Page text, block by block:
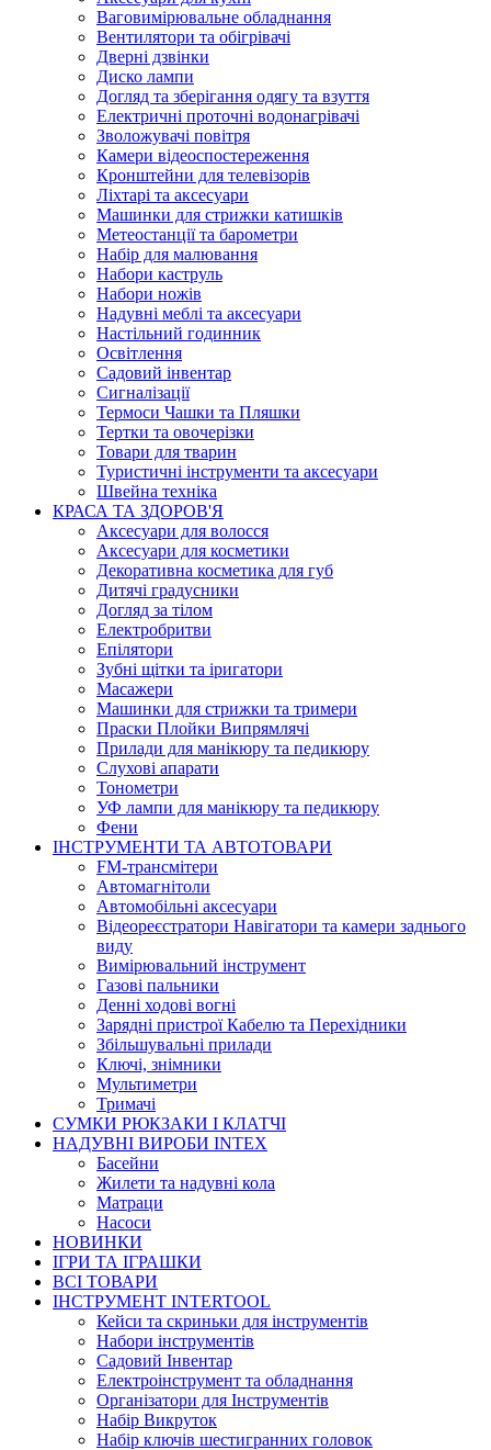
Ваговимірювальне обладнання
Вентилятори та обігрівачі
Дверні дзвінки
Диско лампи
Догляд та зберігання одягу та взуття
Електричні проточні водонагрівачі
Зволожувачі повітря
Камери відеоспостереження
Кронштейни для телевізорів
Ліхтарі та аксесуари
Машинки для стрижки катишків
Метеостанції та барометри
Набір для малювання
Набори каструль
Набори ножів
Надувні меблі та аксесуари
Настільний годинник
Освітлення
Садовий інвентар
Сигналізації
Термоси Чашки та Пляшки
Тертки та овочерізки
Товари для тварин
Туристичні інструменти та аксесуари
Швейна техніка
КРАСА ТА ЗДОРОВ'Я
Аксесуари для волосся
Аксесуари для косметики
Декоративна косметика для губ
Дитячі градусники
Догляд за тілом
Електробритви
Епілятори
Зубні щітки та іригатори
Масажери
Машинки для стрижки та тримери
Праски Плойки Випрямлячі
Прилади для манікюру та педикюру
Слухові апарати
Тонометри
УФ лампи для манікюру та педикюру
Фени
ІНСТРУМЕНТИ ТА АВТОТОВАРИ
FM-трансмітери
Автомагнітоли
Автомобільні аксесуари
Відеореєстратори Навігатори та камери заднього
виду
Вимірювальний інструмент
Газові пальники
Денні ходові вогні
Зарядні пристрої Кабелю та Перехідники
Збільшувальні прилади
Ключі, знімники
Мультиметри
Тримачі
СУМКИ РЮКЗАКИ І КЛАТЧІ
НАДУВНІ ВИРОБИ INTEX
Басейни
Жилети та надувні кола
Матраци
Насоси
НОВИНКИ
ІГРИ ТА ІГРАШКИ
ВСІ ТОВАРИ
ІНСТРУМЕНТ INTERTOOL
Кейси та скриньки для інструментів
Набори інструментів
Садовий Інвентар
Електроінструмент та обладнання
Організатори для Інструментів
Набір Викруток
Набір ключів шестигранних головок